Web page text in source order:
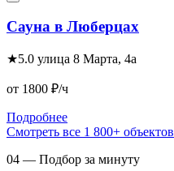
Сауна в Люберцах
★5.0 улица 8 Марта, 4а
от 1800 ₽/ч
Подробнее
Смотреть все 1 800+ объектов
04 — Подбор за минуту